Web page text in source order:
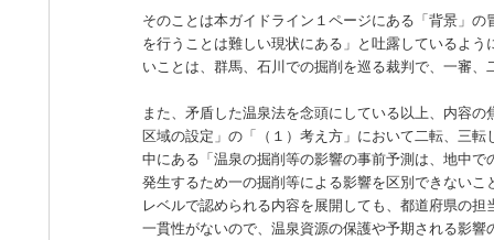
そのことは本ガイドライン１ページにある「背景」
を行うことは難しい現状にある」と吐露しているよ
いことは、群馬、石川での掘削を巡る裁判で、一審
また、矛盾した温泉法を念頭にしている以上、内容
区域の設定」の「（１）考え方」において二転、三
中にある「温泉の掘削等の影響の事前予測は、地中
発生するため一の掘削等による影響を区別できない
レベルで認められる内容を展開しても、都道府県の
一貫性がないので、温泉資源の保護や予期される影